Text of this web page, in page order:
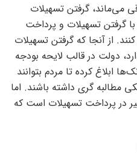
می‌ماند، گرفتن تسهیلات
گرفتن تسهیلات و پرداخت
از آنجا که گرفتن تسهیلات
دولت در قالب لایحه بودجه
ابلاغ کرده تا مردم بتوانند
مطالبه گری داشته باشند. اما
در پرداخت تسهیلات است که